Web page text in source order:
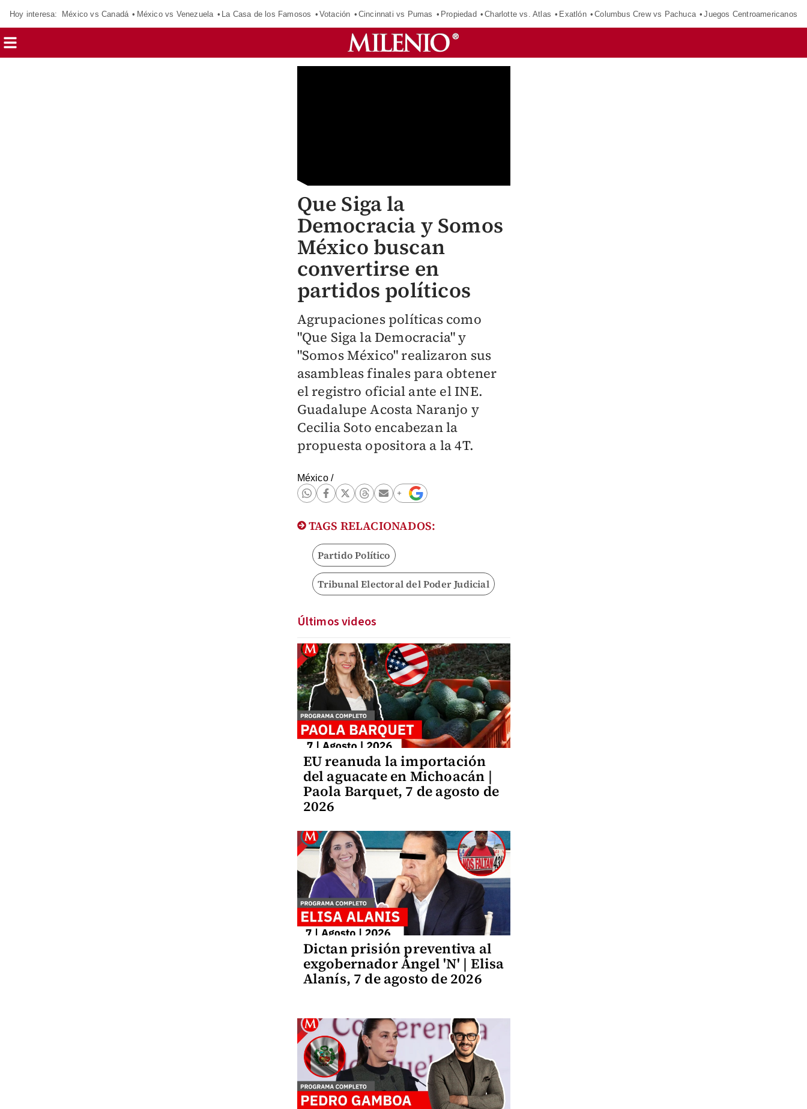
Hoy interesa: México vs Canadá México vs Venezuela La Casa de los Famosos Votación Cincinnati vs Pumas Propiedad Charlotte vs. Atlas Exatlón Columbus Crew vs Pachuca Juegos Centroamericanos
Que Siga la
Democracia y Somos
México buscan
convertirse en
partidos políticos
Agrupaciones políticas como
"Que Siga la Democracia" y
"Somos México" realizaron sus
asambleas finales para obtener
el registro oficial ante el INE.
Guadalupe Acosta Naranjo y
Cecilia Soto encabezan la
propuesta opositora a la 4T.
México/
TAGS RELACIONADOS:
Partido Político
Tribunal Electoral del Poder Judicial
Últimos videos
EU reanuda la importación
del aguacate en Michoacán |
Paola Barquet, 7 de agosto de
2026
Dictan prisión preventiva al
exgobernador Ángel 'N' | Elisa
Alanís, 7 de agosto de 2026